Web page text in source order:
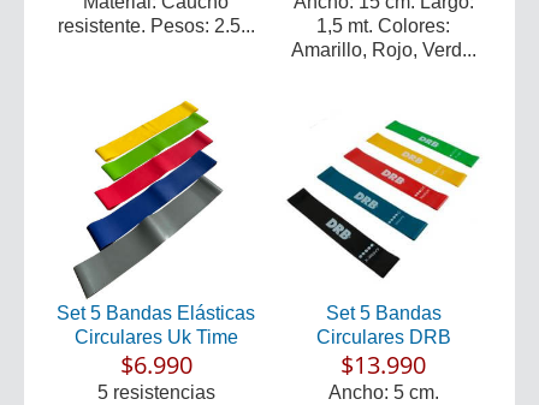
resistente. Pesos: 2.5...
1,5 mt. Colores:
Amarillo, Rojo, Verd...
Set 5 Bandas Elásticas
Circulares Uk Time
$6.990
5 resistencias
Set 5 Bandas
Circulares DRB
$13.990
Ancho: 5 cm.